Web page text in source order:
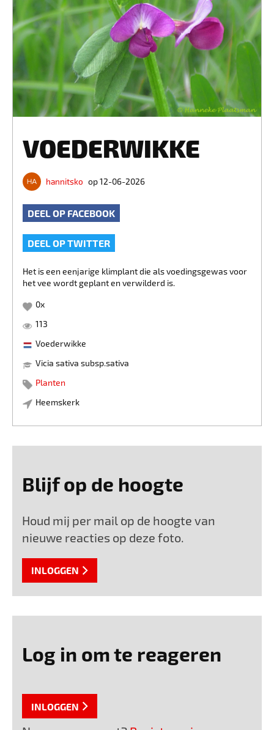
VOEDERWIKKE
hannitsko op 12-06-2026
DEEL OP FACEBOOK
DEEL OP TWITTER
Het is een eenjarige klimplant die als voedingsgewas voor
het vee wordt geplant en verwilderd is.
0x
113
Voederwikke
Vicia sativa subsp.sativa
Planten
Heemskerk
Blijf op de hoogte
Houd mij per mail op de hoogte van
nieuwe reacties op deze foto.
INLOGGEN
Log in om te reageren
INLOGGEN